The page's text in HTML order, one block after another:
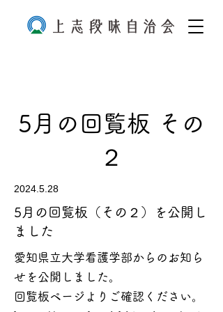
5月の回覧板 その
２
2024.5.28
5月の回覧板（その２）を公開し
ました
愛知県立大学看護学部からのお知ら
せを公開しました。
回覧板ページよりご確認ください。